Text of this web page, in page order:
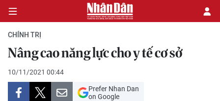
CHÍNH TRỊ
KINH TẾ
CHÍNH TRỊ
Nâng cao năng lực cho y tế cơ sở
10/11/2021 00:44
Prefer Nhan Dan
on Google